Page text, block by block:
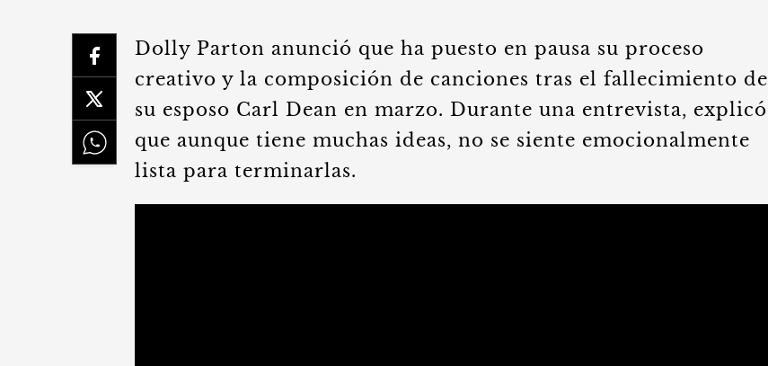
Dolly Parton anunció que ha puesto en pausa su proceso
creativo y la composición de canciones tras el fallecimiento de
su esposo Carl Dean en marzo. Durante una entrevista, explicó
que aunque tiene muchas ideas, no se siente emocionalmente
lista para terminarlas.